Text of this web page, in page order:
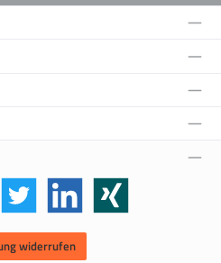
Twitter LinkedIn Xing
widerrufen